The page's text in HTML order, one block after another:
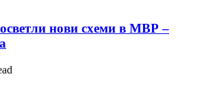
нови схеми в МВР –